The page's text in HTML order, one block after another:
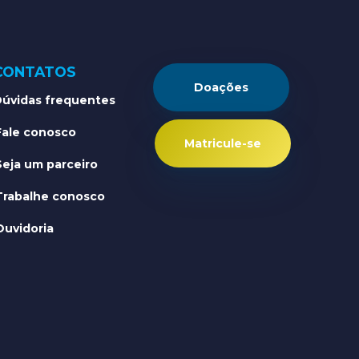
frequentes
conosco
um parceiro
conosco
Doações
Matricule-se